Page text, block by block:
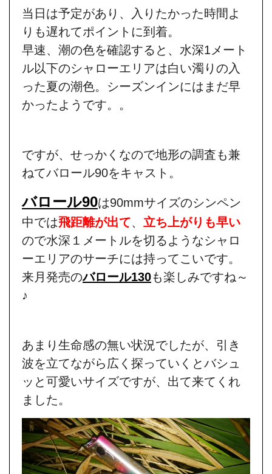
当日は予定があり、入りたかった時間よ
りも遅れてポイントに到着。
早速、潮の色を確認すると、水深1メート
ル以下のシャローエリアは白い濁りの入
った夏の潮色。 シーズンインにはまだ早
かったようです。。
ですが、せっかくなので地形の調査も兼
ねてバロール90をキャスト。
バロール90は90mmサイズのシンペン
中では飛距離が出て、 立ち上がりも早い
ので水深１メートルを切るようなシャロ
ーエリアのサーチには持ってこいです。
来月発売のバロール130も楽しみですね～
♪
あまり生命感の無い状況でしたが、引き
波を立てながら広く探っていくとバシュ
ッと可愛いサイズですが、出て来てくれ
ました。